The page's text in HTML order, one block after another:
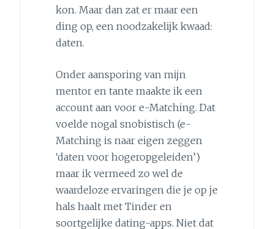
kon. Maar dan zat er maar een
ding op, een noodzakelijk kwaad:
daten.
Onder aansporing van mijn
mentor en tante maakte ik een
account aan voor e-Matching. Dat
voelde nogal snobistisch (e-
Matching is naar eigen zeggen
‘daten voor hogeropgeleiden’)
maar ik vermeed zo wel de
waardeloze ervaringen die je op je
hals haalt met Tinder en
soortgelijke dating-apps. Niet dat